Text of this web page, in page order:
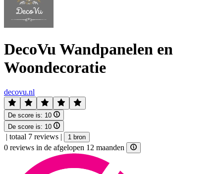
DecoVu Wandpanelen en
Woondecoratie
decovu.nl
De score is: 10
De score is: 10
| totaal 7 reviews | 1 bron
0 reviews in de afgelopen 12 maanden